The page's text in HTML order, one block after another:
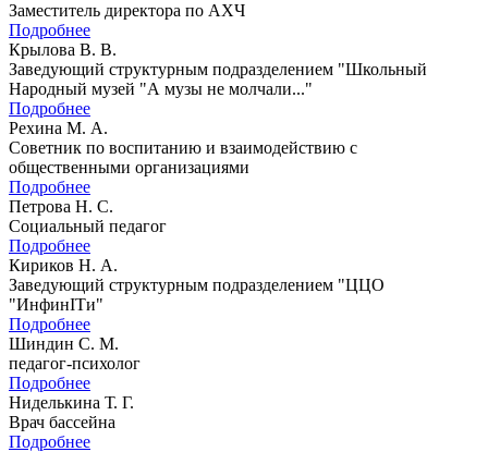
Заместитель директора по АХЧ
Подробнее
Крылова В. В.
Заведующий структурным подразделением "Школьный
Народный музей "А музы не молчали..."
Подробнее
Рехина М. А.
Советник по воспитанию и взаимодействию с
общественными организациями
Подробнее
Петрова Н. С.
Социальный педагог
Подробнее
Кириков Н. А.
Заведующий структурным подразделением "ЦЦО
"ИнфинITи"
Подробнее
Шиндин С. М.
педагог-психолог
Подробнее
Ниделькина Т. Г.
Врач бассейна
Подробнее